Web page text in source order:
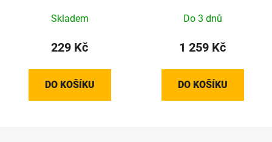
Skladem
229 Kč
DO KOŠÍKU
Do 3 dnů
1 259 Kč
DO KOŠÍKU